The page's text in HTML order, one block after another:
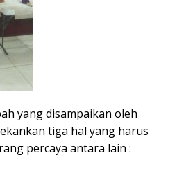
yang disampaikan oleh
tiga hal yang harus
percaya antara lain :